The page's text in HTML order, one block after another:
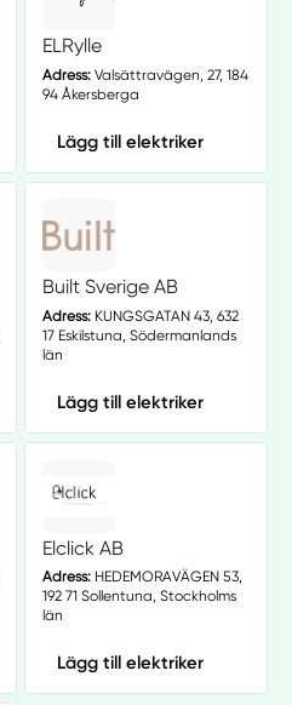
ELRylle
Adress:Valsättravägen, 27, 184
94 Åkersberga
Lägg till elektriker
Built Sverige AB
Adress:KUNGSGATAN 43, 632
17 Eskilstuna, Södermanlands
län
Lägg till elektriker
Elclick AB
Adress:HEDEMORAVÄGEN 53,
192 71 Sollentuna, Stockholms
län
Lägg till elektriker